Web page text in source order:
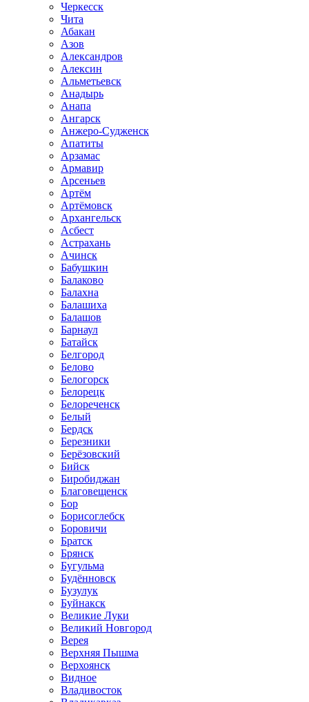
Черкесск
Чита
Абакан
Азов
Александров
Алексин
Альметьевск
Анадырь
Анапа
Ангарск
Анжеро-Судженск
Апатиты
Арзамас
Армавир
Арсеньев
Артём
Артёмовск
Архангельск
Асбест
Астрахань
Ачинск
Бабушкин
Балаково
Балахна
Балашиха
Балашов
Барнаул
Батайск
Белгород
Белово
Белогорск
Белорецк
Белореченск
Белый
Бердск
Березники
Берёзовский
Бийск
Биробиджан
Благовещенск
Бор
Борисоглебск
Боровичи
Братск
Брянск
Бугульма
Будённовск
Бузулук
Буйнакск
Великие Луки
Великий Новгород
Верея
Верхняя Пышма
Верхоянск
Видное
Владивосток